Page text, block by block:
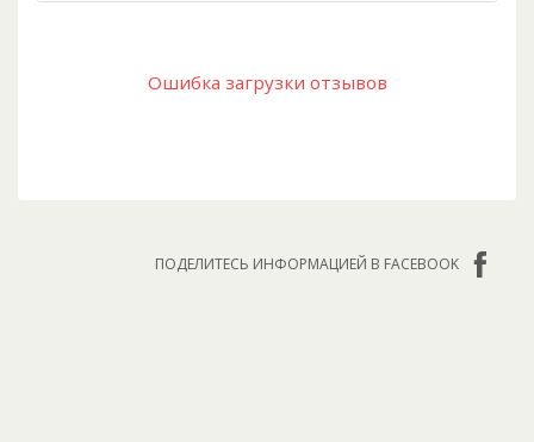
Ошибка загрузки отзывов
ПОДЕЛИТЕСЬ ИНФОРМАЦИЕЙ В FACEBOOK